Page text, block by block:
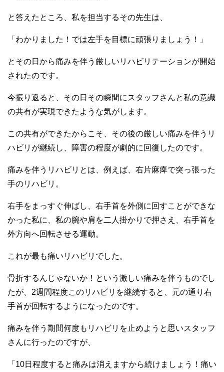
と答えたところ、私を担当するその先生は、
「わかりました！では左手を目標に頑張りましょう！」
とその日から痛みを伴う厳しいリハビリテーションが開始
されたのです。
今振り返ると、その日その瞬間にスタッフさんと私の意識
の共有が実現できたような気がします。
この共有ができたからこそ、その後の厳しい痛みを伴うリ
ハビリが継続し、障害の程度が劇的に回復したのです。
痛みを伴うリハビリとは、例えば、右片麻痺で突っ張った
手のリハビリ。
右手をまっすぐ伸ばし、右手首を外側に回すことができな
かった私に、私の腕や肩を二人掛かりで押さえ、右手首を
外方向へ回転させる運動。
これが最も痛いリハビリでした。
骨折するんじゃないか！という激しい痛みを伴うものでし
たが、2週間程度このリハビリを継続すると、元の通り右
手首が回転するようになったのです。
痛みを伴う期間何度もリハビリを止めようと思いスタッフ
さんに行ったのですが、
「10日程度すると痛みは消えますから続けましょう！痛い